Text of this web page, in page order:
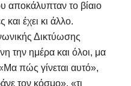
αποκάλυπταν το βίαιο
έχει κι άλλο.
Δικτύωσης
την ημέρα και όλοι, μα
πώς γίνεται αυτό»,
τον κόσμο», «τι